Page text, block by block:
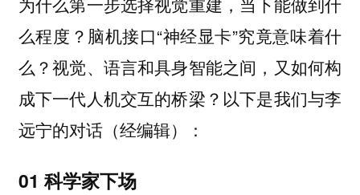
么程度？脑机接口“神经显卡”究竟意味着什
么？视觉、语言和具身智能之间，又如何构
成下一代人机交互的桥梁？以下是我们与李
远宁的对话（经编辑）：
01 科学家下场